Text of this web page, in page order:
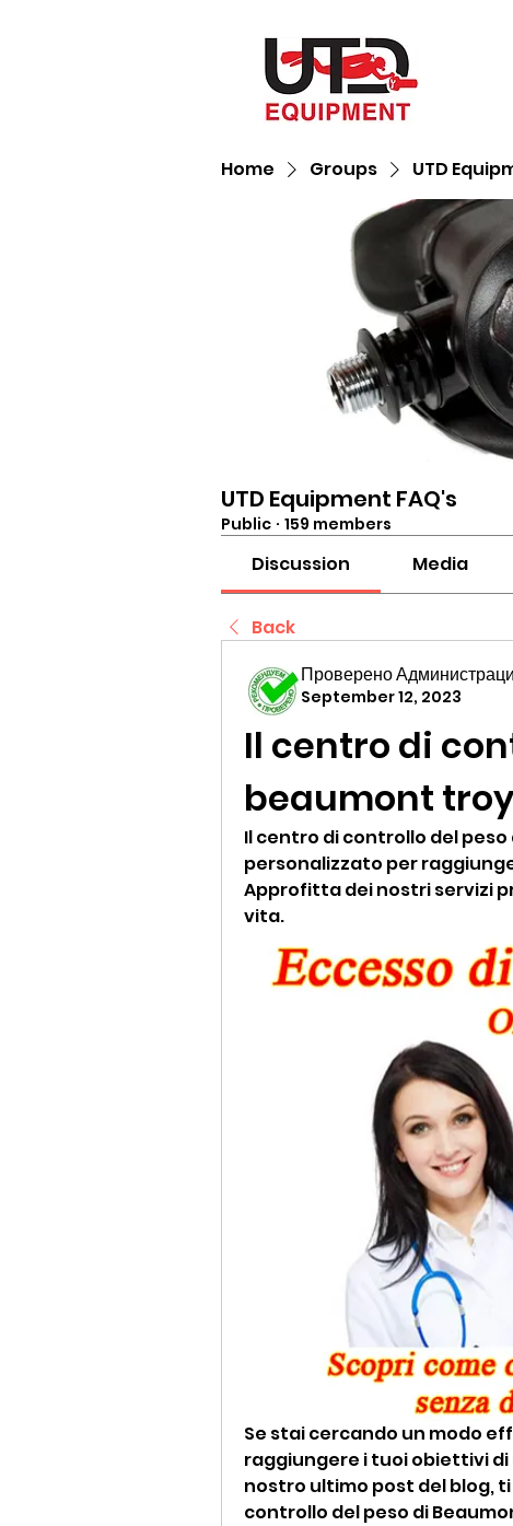
Home Groups UTD
UTD Equipment FAQ's
Public · 159 members
Discussion Media
Back
Проверено
September 12, 2023
Il centro di
beaumont troy
Il centro di controllo del
personalizzato per
Approfitta dei nostri servizi
vita.
Se stai cercando un modo
raggiungere i tuoi obiettivi
nostro ultimo post del blog,
controllo del peso di